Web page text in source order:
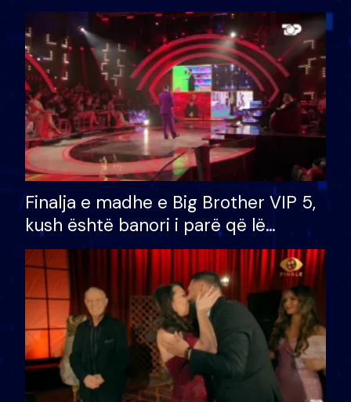
Finalja e madhe e Big Brother VIP 5,
kush është banori i parë që lë
shtëpinë dhe humb mundësinë për
të fituar çmimin e madh